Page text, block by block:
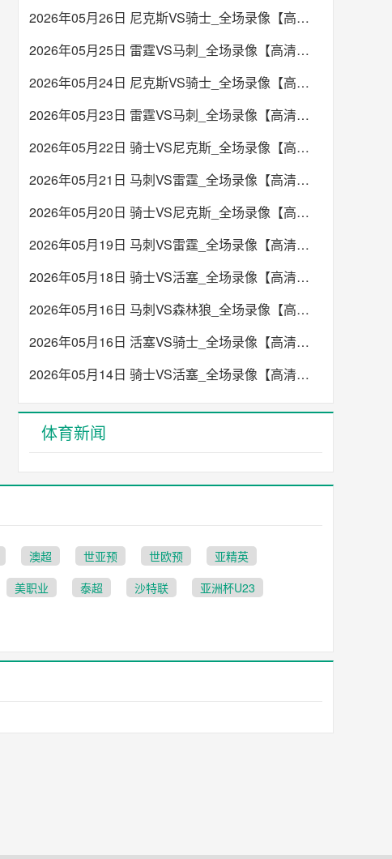
2026年05月26日 尼克斯VS骑士_全场录像【高清回放】
2026年05月25日 雷霆VS马刺_全场录像【高清回放】
2026年05月24日 尼克斯VS骑士_全场录像【高清回放】
2026年05月23日 雷霆VS马刺_全场录像【高清回放】
2026年05月22日 骑士VS尼克斯_全场录像【高清回放】
2026年05月21日 马刺VS雷霆_全场录像【高清回放】
2026年05月20日 骑士VS尼克斯_全场录像【高清回放】
2026年05月19日 马刺VS雷霆_全场录像【高清回放】
2026年05月18日 骑士VS活塞_全场录像【高清回放】
2026年05月16日 马刺VS森林狼_全场录像【高清回放】
2026年05月16日 活塞VS骑士_全场录像【高清回放】
2026年05月14日 骑士VS活塞_全场录像【高清回放】
体育新闻
澳超 世亚预 世欧预
亚精英
美职业 泰超 沙特联
亚洲杯U23